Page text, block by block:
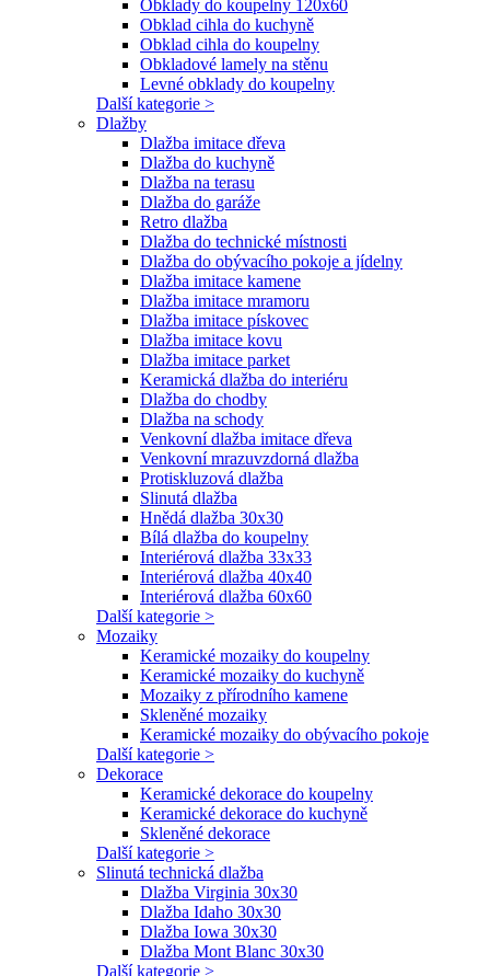
Obklady do koupelny 120x60
Obklad cihla do kuchyně
Obklad cihla do koupelny
Obkladové lamely na stěnu
Levné obklady do koupelny
Další kategorie >
Dlažby
Dlažba imitace dřeva
Dlažba do kuchyně
Dlažba na terasu
Dlažba do garáže
Retro dlažba
Dlažba do technické místnosti
Dlažba do obývacího pokoje a jídelny
Dlažba imitace kamene
Dlažba imitace mramoru
Dlažba imitace pískovec
Dlažba imitace kovu
Dlažba imitace parket
Keramická dlažba do interiéru
Dlažba do chodby
Dlažba na schody
Venkovní dlažba imitace dřeva
Venkovní mrazuvzdorná dlažba
Protiskluzová dlažba
Slinutá dlažba
Hnědá dlažba 30x30
Bílá dlažba do koupelny
Interiérová dlažba 33x33
Interiérová dlažba 40x40
Interiérová dlažba 60x60
Další kategorie >
Mozaiky
Keramické mozaiky do koupelny
Keramické mozaiky do kuchyně
Mozaiky z přírodního kamene
Skleněné mozaiky
Keramické mozaiky do obývacího pokoje
Další kategorie >
Dekorace
Keramické dekorace do koupelny
Keramické dekorace do kuchyně
Skleněné dekorace
Další kategorie >
Slinutá technická dlažba
Dlažba Virginia 30x30
Dlažba Idaho 30x30
Dlažba Iowa 30x30
Dlažba Mont Blanc 30x30
Další kategorie >